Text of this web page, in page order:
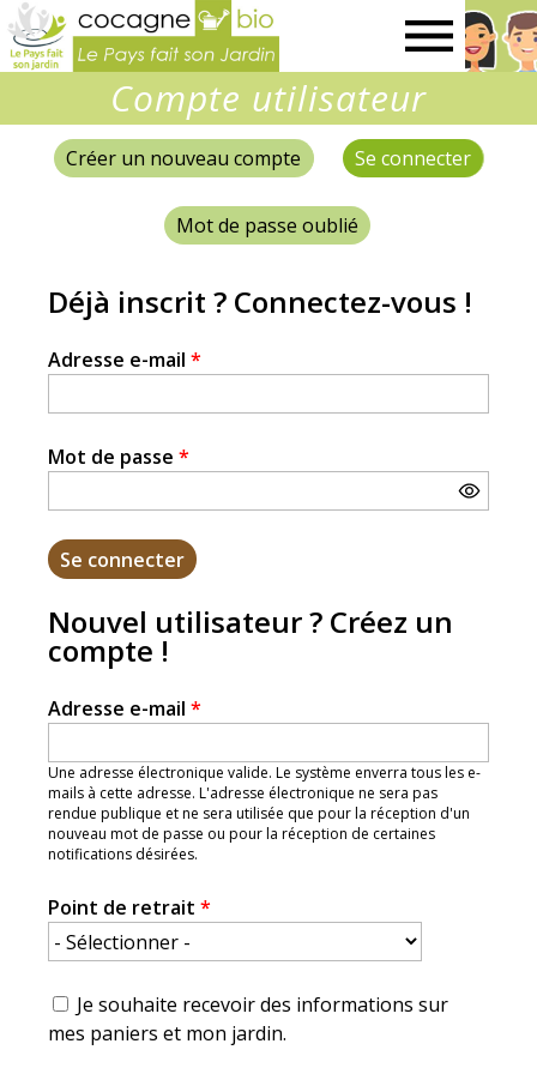
Pays
fait
son
Compte utilisateur
OngletsCréer un nouveau compte Se connecter
Mot de passe oublié
Déjà inscrit ? Connectez-vous !
Adresse e-mail *
Mot de passe *
Nouvel utilisateur ? Créez un
compte !
Adresse e-mail *
Une adresse électronique valide. Le système enverra tous les e-
mails à cette adresse. L'adresse électronique ne sera pas
rendue publique et ne sera utilisée que pour la réception d'un
nouveau mot de passe ou pour la réception de certaines
notifications désirées.
Point de retrait *
Je souhaite recevoir des informations sur
mes paniers et mon jardin.